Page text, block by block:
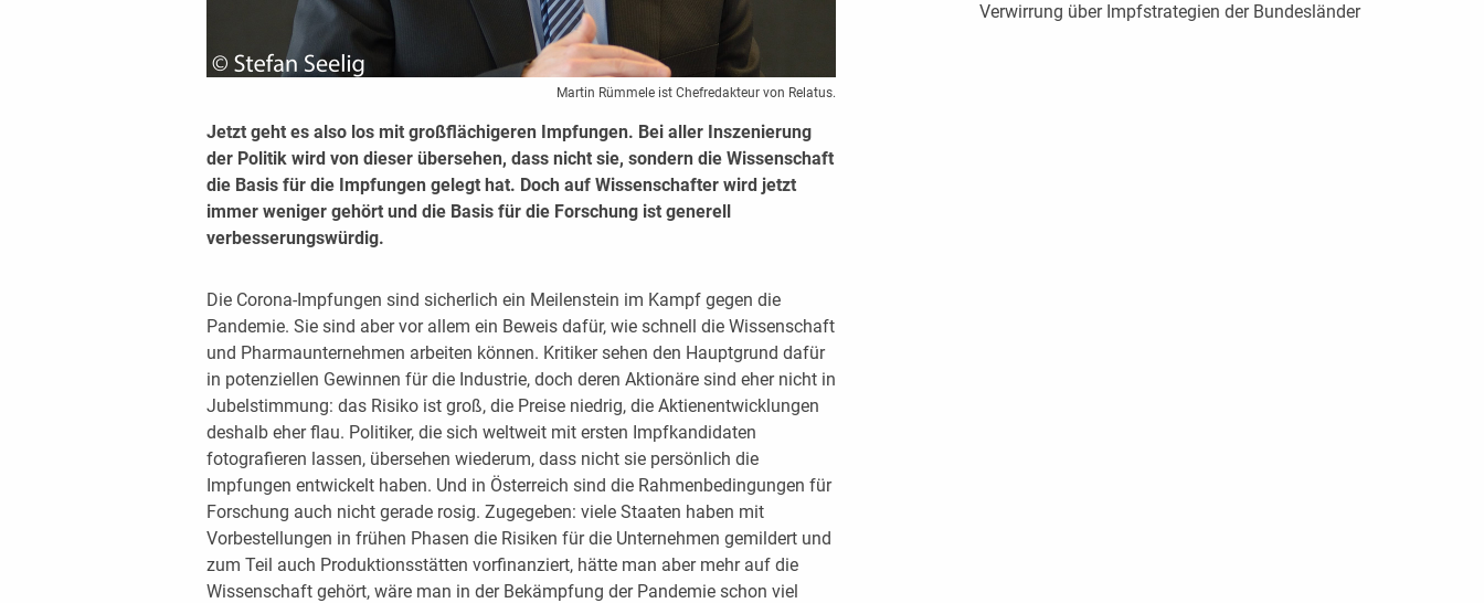
Martin Rümmele ist Chefredakteur von Relatus.
Jetzt geht es also los mit großflächigeren Impfungen. Bei aller Inszenierung
der Politik wird von dieser übersehen, dass nicht sie, sondern die Wissenschaft
die Basis für die Impfungen gelegt hat. Doch auf Wissenschafter wird jetzt
immer weniger gehört und die Basis für die Forschung ist generell
verbesserungswürdig.
Die Corona-Impfungen sind sicherlich ein Meilenstein im Kampf gegen die
Pandemie. Sie sind aber vor allem ein Beweis dafür, wie schnell die Wissenschaft
und Pharmaunternehmen arbeiten können. Kritiker sehen den Hauptgrund dafür
in potenziellen Gewinnen für die Industrie, doch deren Aktionäre sind eher nicht in
Jubelstimmung: das Risiko ist groß, die Preise niedrig, die Aktienentwicklungen
deshalb eher flau. Politiker, die sich weltweit mit ersten Impfkandidaten
fotografieren lassen, übersehen wiederum, dass nicht sie persönlich die
Impfungen entwickelt haben. Und in Österreich sind die Rahmenbedingungen für
Forschung auch nicht gerade rosig. Zugegeben: viele Staaten haben mit
Vorbestellungen in frühen Phasen die Risiken für die Unternehmen gemildert und
zum Teil auch Produktionsstätten vorfinanziert, hätte man aber mehr auf die
Wissenschaft gehört, wäre man in der Bekämpfung der Pandemie schon viel
Verwirrung über Impfstrategien der Bundesländer